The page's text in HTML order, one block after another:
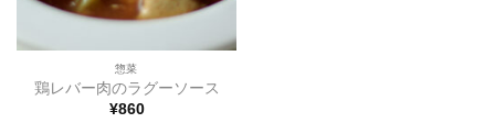
惣菜
鶏レバー肉のラグーソース
¥860